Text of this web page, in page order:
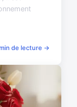
de lecture →